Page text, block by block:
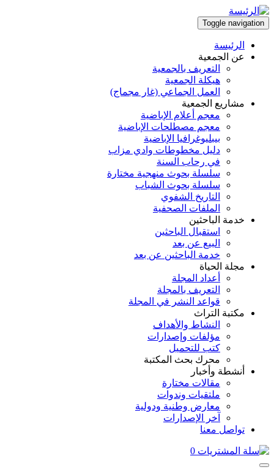
تجاوز
إلى
الرئيسي
Toggle navigation
Main
navigation
الرئيسة
عن الجمعية
التعريف بالجمعية
هيكلة الجمعية
العمل الجماعي (غار مجماج)
مشاريع الجمعية
معجم أعلام الإباضية
معجم مصطلحات الإباضية
بيبليوغرافيا الإباضية
دليل مخطوطات وادي مزاب
في رحاب السنة
سلسلة بحوث منهجية مختارة
سلسلة بحوث الشباب
التاريخ الشفوي
الملفات الصحفية
خدمة الباحثين
استقبال الباحثين
البيع عن بعد
خدمة الباحثين عن بعد
مجلة الحياة
أعداد المجلة
التعريف بالمجلة
قواعد النشر في المجلة
مكتبة التراث
النشاط والأهداف
مؤلفات وإصدارات
كتب للتحميل
محرك بحث المكتبة
أنشطة وأخبار
مقالات مختارة
ملتقيات وندوات
معارض وطنية ودولية
آخر الإصدارات
تواصل معنا
0